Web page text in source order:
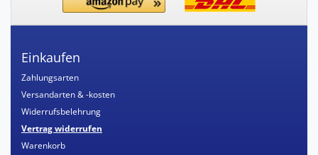
Einkaufen
Zahlungsarten
Versandarten & -kosten
Widerrufsbelehrung
Vertrag widerrufen
Warenkorb